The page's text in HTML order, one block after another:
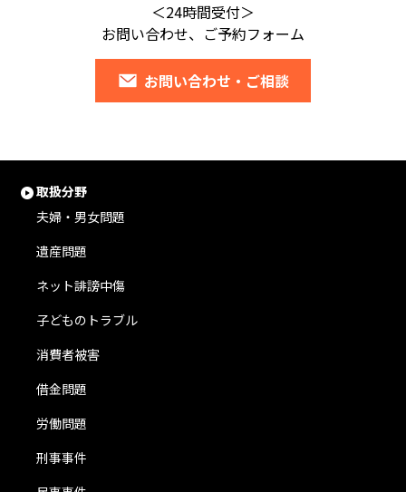
＜24時間受付＞
お問い合わせ、ご予約フォーム
お問い合わせ・ご相談
取扱分野
夫婦・男女問題
遺産問題
ネット誹謗中傷
子どものトラブル
消費者被害
借金問題
労働問題
刑事事件